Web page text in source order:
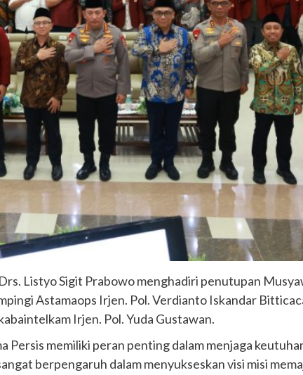
Listyo Sigit Prabowo menghadiri penutupan
Astamaops Irjen. Pol. Verdianto Iskandar
Irjen. Pol. Yuda Gustawan.
Persis memiliki peran penting dalam menjaga
berpengaruh dalam menyukseskan visi misi